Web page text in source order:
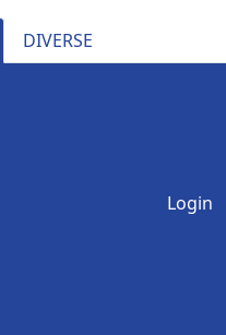
DIVERSE
Login